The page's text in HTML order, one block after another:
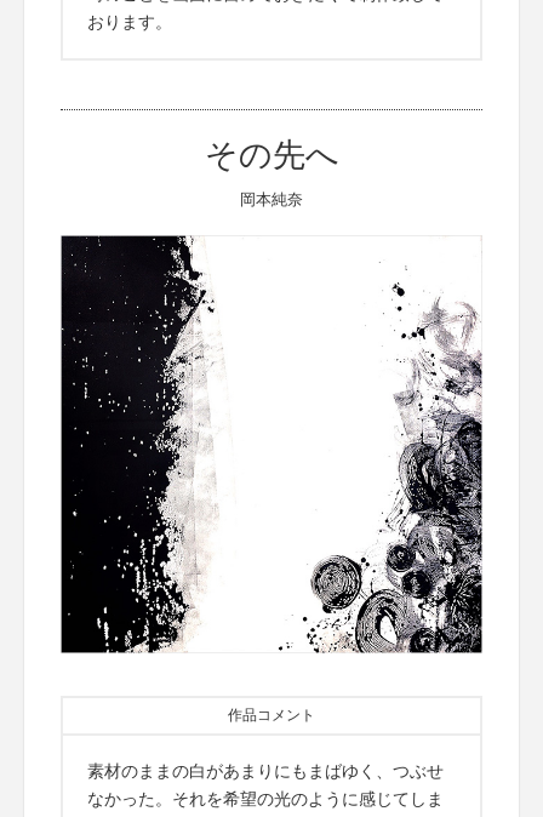
おります。
その先へ
岡本純奈
作品コメント
素材のままの白があまりにもまばゆく、つぶせ
なかった。それを希望の光のように感じてしま